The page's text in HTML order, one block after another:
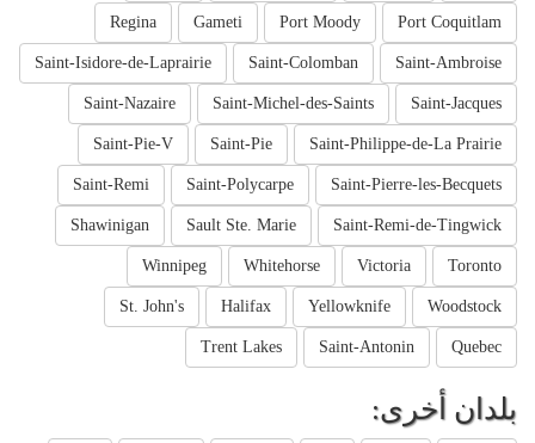
Port Coquitlam
Port Moody
Gameti
Regina
Saint-Ambroise
Saint-Colomban
Saint-Isidore-de-Laprairie
Saint-Jacques
Saint-Michel-des-Saints
Saint-Nazaire
Saint-Philippe-de-La Prairie
Saint-Pie
Saint-Pie-V
Saint-Pierre-les-Becquets
Saint-Polycarpe
Saint-Remi
Saint-Remi-de-Tingwick
Sault Ste. Marie
Shawinigan
Toronto
Victoria
Whitehorse
Winnipeg
Woodstock
Yellowknife
Halifax
St. John's
Quebec
Saint-Antonin
Trent Lakes
بلدان أخرى: